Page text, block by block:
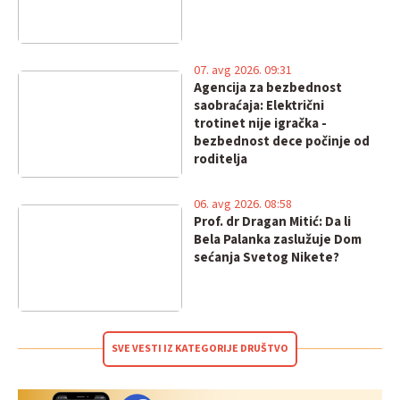
Agencija za bezbednost
saobraćaja: Električni
trotinet nije igračka -
bezbednost dece počinje od
roditelja
07. avg 2026. 09:31
Prof. dr Dragan Mitić: Da li
Bela Palanka zaslužuje Dom
sećanja Svetog Nikete?
06. avg 2026. 08:58
SVE VESTI IZ KATEGORIJE DRUŠTVO